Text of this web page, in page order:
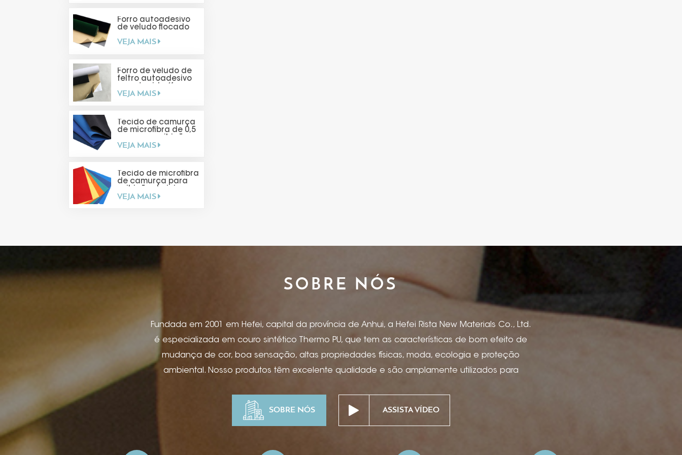
Forro autoadesivo
de veludo flocado
VEJA MAIS
Forro de veludo de
feltro autoadesivo
você mesmo)
VEJA MAIS
Tecido de camurça
de microfibra de 0,5
de joias
VEJA MAIS
Tecido de microfibra
de camurça para
VEJA MAIS
SOBRE NÓS
Fundada em 2001 em Hefei, capital da província de Anhui, a Hefei Rista New Materials Co., Ltd.
é especializada em couro sintético Thermo PU, que tem as características de bom efeito de
mudança de cor, boa sensação, altas propriedades físicas, moda, ecologia e proteção
ambiental. Nosso produtos têm excelente qualidade e são amplamente utilizados para
produtos eletrônicos, encadernação para caixas de presente, caixas de vinho, caixa e
pacote de joias, suprimentos para mesa de hotel, projetos especiais de anúncios e
SOBRE NÓS ASSISTA VÍDEO